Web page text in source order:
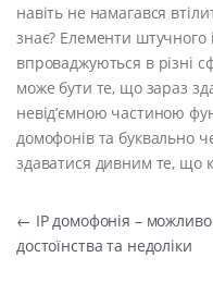
навіть не намагався
знає? Елементи штучного
впроваджуються в різні
може бути те, що зараз
невід’ємною частиною
домофонів та буквально
здаватися дивним те, що
Навігація
← IP домофонія –
достоїнства та недоліки